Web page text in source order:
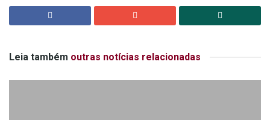
Leia também outras notícias relacionadas